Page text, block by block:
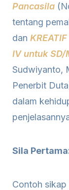
Pancasila
tentang
dan
IV untuk SD/
Sudwiyanto,
Penerbit
dalam
Sila
Contoh sikap